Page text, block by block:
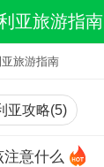
亚旅游指南
亚旅游指南
亚攻略(5)
意什么